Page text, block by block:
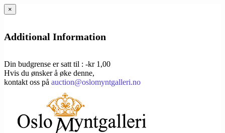
×
Additional Information
Din budgrense er satt til : -kr 1,00
Hvis du ønsker å øke denne,
kontakt oss på auction@oslomyntgalleri.no